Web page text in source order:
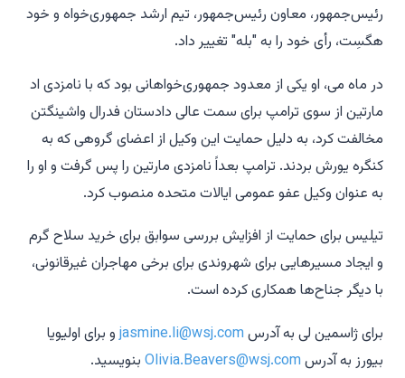
رئیس‌جمهور، معاون رئیس‌جمهور، تیم ارشد جمهوری‌خواه و خود
هگسِت، رأی خود را به "بله" تغییر داد.
در ماه می، او یکی از معدود جمهوری‌خواهانی بود که با نامزدی اد
مارتین از سوی ترامپ برای سمت عالی دادستان فدرال واشینگتن
مخالفت کرد، به دلیل حمایت این وکیل از اعضای گروهی که به
کنگره یورش بردند. ترامپ بعداً نامزدی مارتین را پس گرفت و او را
به عنوان وکیل عفو عمومی ایالات متحده منصوب کرد.
تیلیس برای حمایت از افزایش بررسی سوابق برای خرید سلاح گرم
و ایجاد مسیرهایی برای شهروندی برای برخی مهاجران غیرقانونی،
با دیگر جناح‌ها همکاری کرده است.
برای ژاسمین لی به آدرسjasmine.li@wsj.comو برای اولیویا
بیورز به آدرسOlivia.Beavers@wsj.com بنویسید.